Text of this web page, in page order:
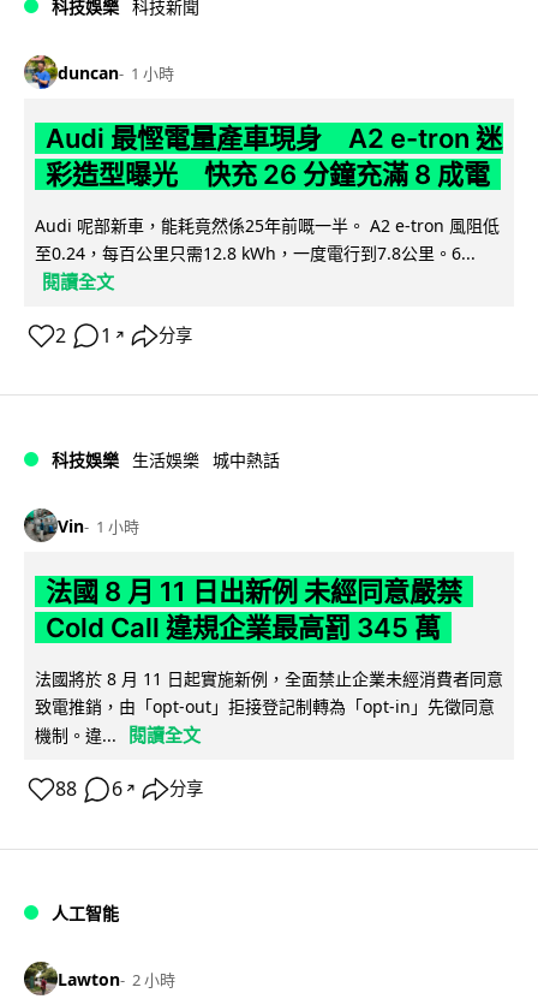
科技娛樂 科技新聞
duncan 1 小時
Audi 最慳電量產車現身 A2 e-tron 迷
彩造型曝光 快充 26 分鐘充滿 8 成電
Audi 呢部新車，能耗竟然係25年前嘅一半。 A2 e-tron 風阻低
至0.24，每百公里只需12.8 kWh，一度電行到7.8公里。6...
閱讀全文
2 1 ↗ 分享
科技娛樂 生活娛樂 城中熱話
Vin 1 小時
法國 8 月 11 日出新例 未經同意嚴禁
Cold Call 違規企業最高罰 345 萬
法國將於 8 月 11 日起實施新例，全面禁止企業未經消費者同意
致電推銷，由「opt-out」拒接登記制轉為「opt-in」先徵同意
機制。違...
閱讀全文
88 6 ↗ 分享
人工智能
Lawton 2 小時